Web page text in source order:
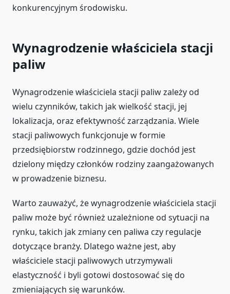
konkurencyjnym środowisku.
Wynagrodzenie właściciela stacji
paliw
Wynagrodzenie właściciela stacji paliw zależy od
wielu czynników, takich jak wielkość stacji, jej
lokalizacja, oraz efektywność zarządzania. Wiele
stacji paliwowych funkcjonuje w formie
przedsiębiorstw rodzinnego, gdzie dochód jest
dzielony między członków rodziny zaangażowanych
w prowadzenie biznesu.
Warto zauważyć, że wynagrodzenie właściciela stacji
paliw może być również uzależnione od sytuacji na
rynku, takich jak zmiany cen paliwa czy regulacje
dotyczące branży. Dlatego ważne jest, aby
właściciele stacji paliwowych utrzymywali
elastyczność i byli gotowi dostosować się do
zmieniających się warunków.